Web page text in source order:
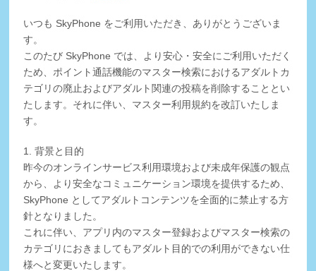
いつも SkyPhone をご利用いただき、ありがとうございま
す。
このたび SkyPhone では、より安心・安全にご利用いただく
ため、ポイント通話機能のマスター検索におけるアダルトカ
テゴリの廃止およびアダルト関連の投稿を削除することとい
たします。それに伴い、マスター利用規約を改訂いたしま
す。
1. 背景と目的
昨今のオンラインサービス利用環境および未成年保護の観点
から、より安全なコミュニケーション環境を提供するため、
SkyPhone としてアダルトコンテンツを全面的に禁止する方
針となりました。
これに伴い、アプリ内のマスター登録およびマスター検索の
カテゴリにおきましてもアダルト目的での利用ができない仕
様へと変更いたします。